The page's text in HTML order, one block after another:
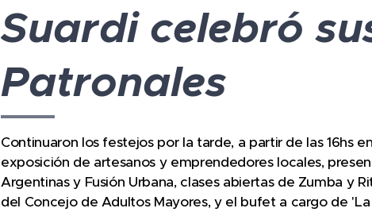
Suardi celebró
Patronales
Continuaron los festejos por la tarde, a partir de las 16hs
exposición de artesanos y emprendedores locales,
Argentinas y Fusión Urbana, clases abiertas de Zumba y
del Concejo de Adultos Mayores, y el bufet a cargo de